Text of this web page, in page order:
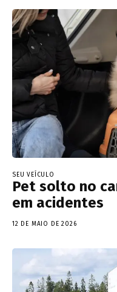
SEU VEÍCULO
Pet solto no
em acidentes
12 DE MAIO DE 2026